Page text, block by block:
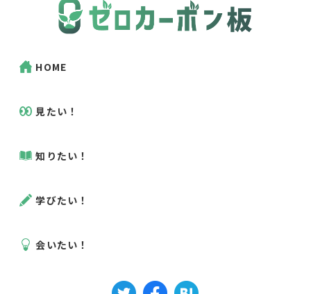
HOME
見たい！
知りたい！
学びたい！
会いたい！